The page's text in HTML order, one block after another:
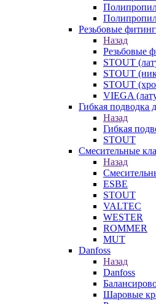
Резьбовые
Назад
Резьбовые
STOUT
STOUT
STOUT
VIEGA
Гибкая подводка
Назад
Гибкая
STOUT
Смесительные
Назад
ESBE
STOUT
VALTEC
WESTER
ROMMER
MUT
Danfoss
Назад
Danfoss
Шаровые